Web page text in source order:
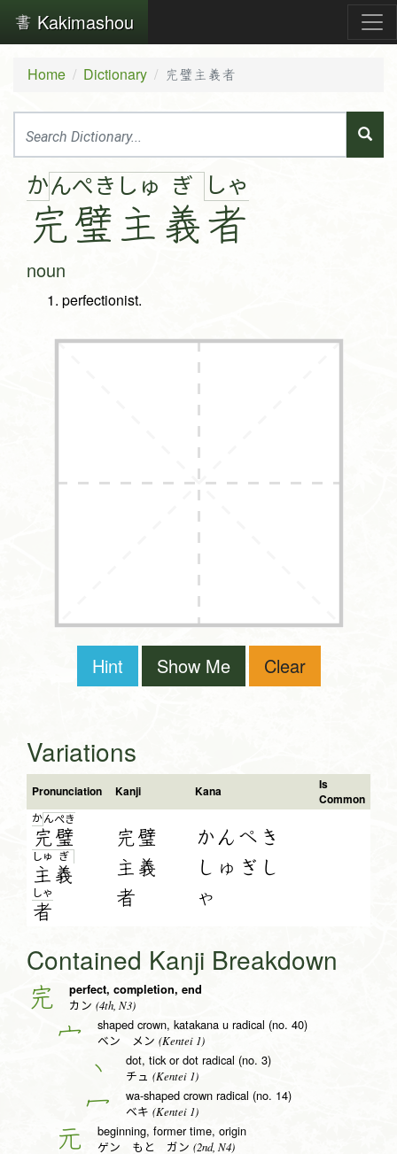
Kakimashou
Home Dictionary 完璧主義者
かん
完
ぺ き
璧
しゅ
主
ぎ
義
しゃ
者
noun
perfectionist.
Hint Show Me Clear
Variations
Pronunciation Kanji Kana
Is
Common
かん
完
ぺき
璧
しゅ
主
ぎ
義
しゃ
者
完璧
主義
者
かんぺき
しゅぎし
ゃ
Contained Kanji Breakdown
完 perfect, completion, end
カン (4th, N3)
宀 shaped crown, katakana u radical (no. 40)
ベン メン (Kentei 1)
丶 dot, tick or dot radical (no. 3)
チュ (Kentei 1)
冖 wa-shaped crown radical (no. 14)
ベキ (Kentei 1)
元 beginning, former time, origin
ゲン もと ガン (2nd, N4)